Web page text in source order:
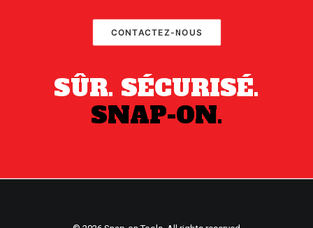
CONTACTEZ-NOUS
SÛR. SÉCURISÉ.
SNAP-ON.